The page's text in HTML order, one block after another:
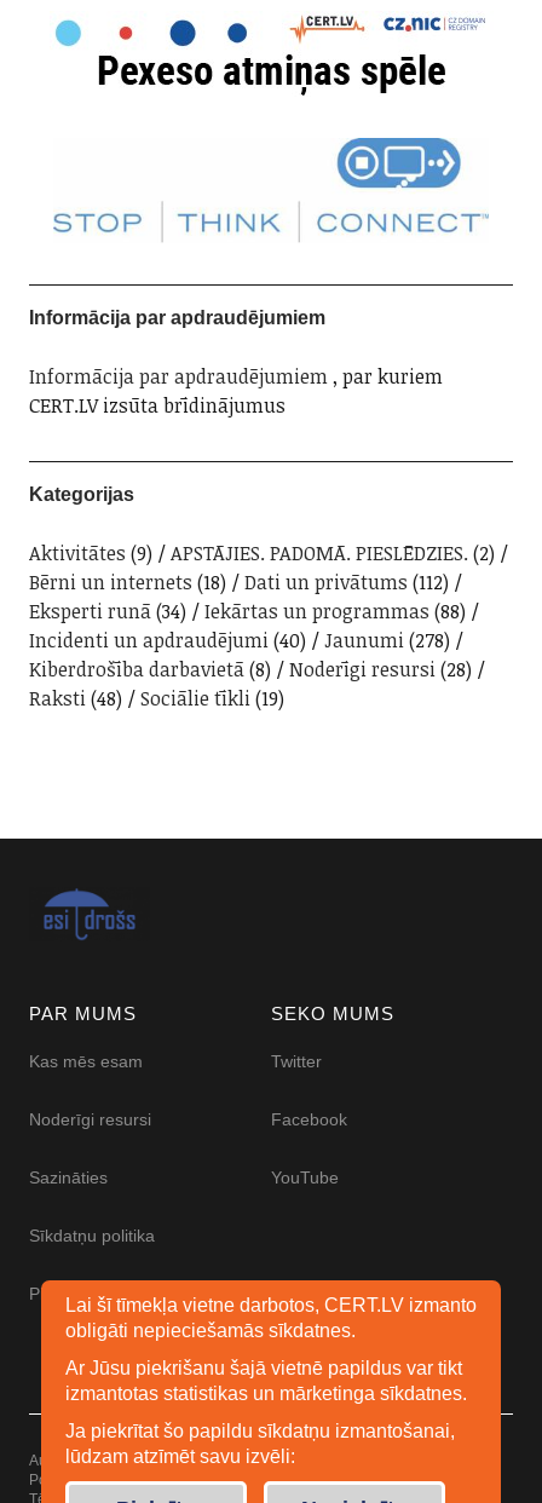
Informācija par apdraudējumiem
Informācija par apdraudējumiem, par kuriem
CERT.LV izsūta brīdinājumus
Kategorijas
Aktivitātes (9) APSTĀJIES. PADOMĀ. PIESLĒDZIES. (2)
Bērni un internets (18) Dati un privātums (112)
Eksperti runā(34) Iekārtas un programmas (88)
Incidenti un apdraudējumi(40) Jaunumi(278)
Kiberdrošība darbavietā(8) Noderīgi resursi(28)
Raksti(48) Sociālie tīkli(19)
PAR MUMS
Kas mēs esam
Noderīgi resursi
Sazināties
Sīkdatņu politika
Piekļūstamības paziņojums
SEKO MUMS
Twitter
Facebook
YouTube
Autortiesības © 2026 Esidrošs
Powered byWordPress
Lai šī tīmekļa vietne darbotos, CERT.LV izmanto
obligāti nepieciešamās sīkdatnes.
Ar Jūsu piekrišanu šajā vietnē papildus var tikt
izmantotas statistikas un mārketinga sīkdatnes.
Ja piekrītat šo papildu sīkdatņu izmantošanai,
lūdzam atzīmēt savu izvēli: